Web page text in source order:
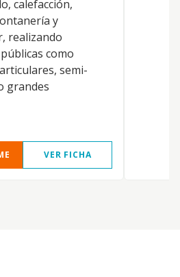
calefacción,
y
realizando
como
semi-
grandes
VER FICHA